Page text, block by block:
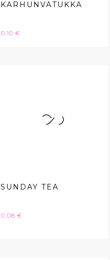
KARHUNVATUKKA
Hinta
0,10 €
SUNDAY TEA
Hinta
0,08 €